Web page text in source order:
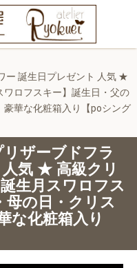
ー 誕生日プレゼント 人気 ★
ロフスキー】誕生日・父の
豪華な化粧箱入り【poシング
ザーブドフラ
気 ★ 高級クリ
生月スワロフス
母の日・クリス
な化粧箱入り